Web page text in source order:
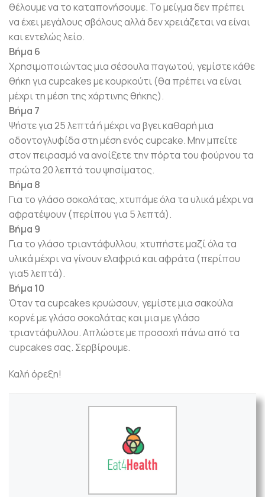
θέλουμε να το καταπονήσουμε. Το μείγμα δεν πρέπει
να έχει μεγάλους σβόλους αλλά δεν χρειάζεται να είναι
και εντελώς λείο.
Βήμα 6
Χρησιμοποιώντας μια σέσουλα παγωτού, γεμίστε κάθε
θήκη για cupcakes με κουρκούτι (θα πρέπει να είναι
μέχρι τη μέση της χάρτινης θήκης).
Βήμα 7
Ψήστε για 25 λεπτά ή μέχρι να βγει καθαρή μια
οδοντογλυφίδα στη μέση ενός cupcake. Μην μπείτε
στον πειρασμό να ανοίξετε την πόρτα του φούρνου τα
πρώτα 20 λεπτά του ψησίματος.
Βήμα 8
Για το γλάσο σοκολάτας, χτυπάμε όλα τα υλικά μέχρι να
αφρατέψουν (περίπου για 5 λεπτά).
Βήμα 9
Για το γλάσο τριαντάφυλλου, χτυπήστε μαζί όλα τα
υλικά μέχρι να γίνουν ελαφριά και αφράτα (περίπου
για5 λεπτά).
Βήμα 10
Όταν τα cupcakes κρυώσουν, γεμίστε μια σακούλα
κορνέ με γλάσο σοκολάτας και μια με γλάσο
τριαντάφυλλου. Απλώστε με προσοχή πάνω από τα
cupcakes σας. Σερβίρουμε.
Καλή όρεξη!